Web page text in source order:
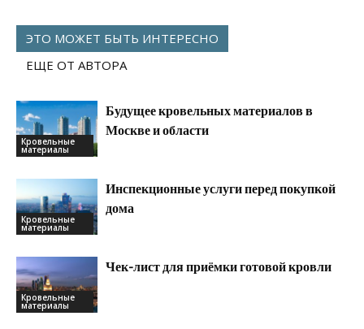
ЭТО МОЖЕТ БЫТЬ ИНТЕРЕСНО
ЕЩЕ ОТ АВТОРА
Кровельные
материалы
Будущее кровельных материалов в
Москве и области
Кровельные
материалы
Инспекционные услуги перед покупкой
дома
Кровельные
материалы
Чек-лист для приёмки готовой кровли